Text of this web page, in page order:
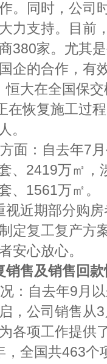
。同时，公司
力支持。目前
380家。尤其
企的合作，有
恒大在全国保
在恢复施工过
。
面：自去年7
、2419万㎡，
、1561万㎡。
视近期部分购
定复工复产方
安心放心。
销售及销售回
：自去年9月
，公司销售从
各项工作提供
，全国共463个